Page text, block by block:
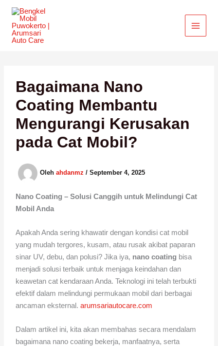
Lewati
konten
Bagaimana Nano
Coating Membantu
Mengurangi Kerusakan
pada Cat Mobil?
Olehahdanmz/September 4, 2025
Nano Coating – Solusi Canggih untuk Melindungi Cat
Mobil Anda
Apakah Anda sering khawatir dengan kondisi cat mobil
yang mudah tergores, kusam, atau rusak akibat paparan
sinar UV, debu, dan polusi? Jika iya, nano coating bisa
menjadi solusi terbaik untuk menjaga keindahan dan
keawetan cat kendaraan Anda. Teknologi ini telah terbukti
efektif dalam melindungi permukaan mobil dari berbagai
ancaman eksternal.arumsariautocare.com
Dalam artikel ini, kita akan membahas secara mendalam
bagaimana nano coating bekerja, manfaatnya, serta